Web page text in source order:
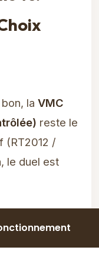
bon, laVMC
reste le
(RT2012 /
le duel est